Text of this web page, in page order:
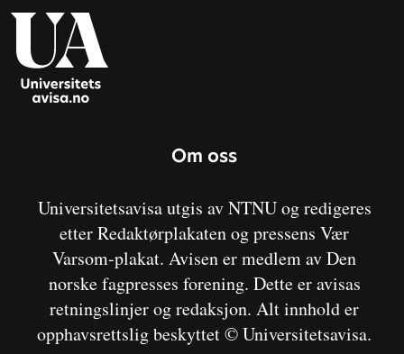
Om oss
Universitetsavisa utgis av NTNU og redigeres
etter Redaktørplakaten og pressens Vær
Varsom-plakat. Avisen er medlem av Den
norske fagpresses forening. Dette er avisas
retningslinjer og redaksjon. Alt innhold er
opphavsrettslig beskyttet © Universitetsavisa.